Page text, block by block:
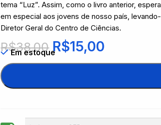
tema “Luz”. Assim, como o livro anterior,
em especial aos jovens de nosso país,
Diretor Geral do Centro de Ciências.
R$38,00 R$15,00
Em estoque